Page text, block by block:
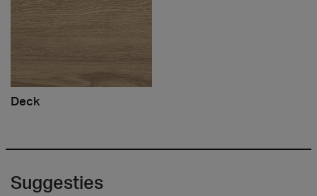
Deck
Suggesties